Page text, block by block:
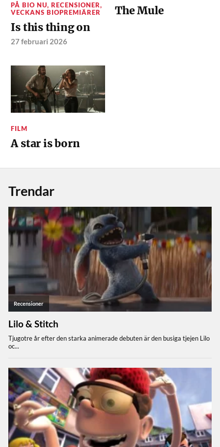
PÅ BIO NU,RECENSIONER,
VECKANS BIOPREMIÄRER
Is this thing on
27 februari 2026
The Mule
FILM
A star is born
Trendar